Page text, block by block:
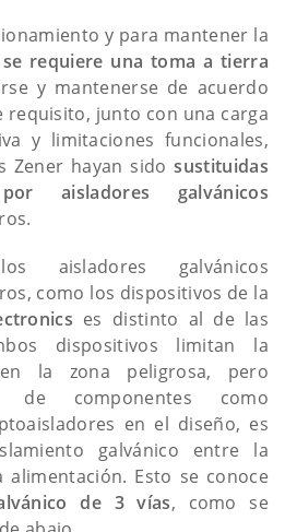
y para mantener la
se requiere una toma a tierra
y mantenerse de acuerdo
requisito, junto con una carga
y limitaciones funcionales,
Zener hayan sidosustituidas
aisladores galvánicos
aisladores galvánicos
como los dispositivos de la
es distinto al de las
dispositivos limitan la
la zona peligrosa, pero
componentes como
en el diseño, es
galvánico entre la
Esto se conoce
de 3 vías, como se